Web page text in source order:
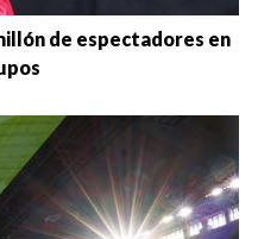
de espectadores en